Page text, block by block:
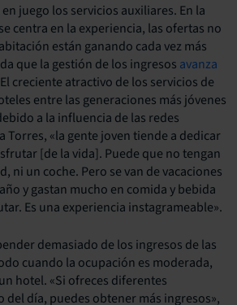
juego los servicios auxiliares. En la
centra en la experiencia, las ofertas no
están ganando cada vez más
que la gestión de los ingresos avanza
creciente atractivo de los servicios de
entre las generaciones más jóvenes
a la influencia de las redes
Torres, «la gente joven tiende a dedicar
[de la vida]. Puede que no tengan
ni un coche. Pero se van de vacaciones
y gastan mucho en comida y bebida
Es una experiencia instagrameable».
demasiado de los ingresos de las
cuando la ocupación es moderada,
hotel. «Si ofreces diferentes
del día, puedes obtener más ingresos»,